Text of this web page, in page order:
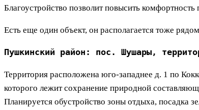
Благоустройство позволит повысить
Есть еще один объект, он располагается тоже
Пушкинский район: пос. Шушары,
Территория расположена юго-западнее д. 1 по
которого лежит сохранение природной
Планируется обустройство зоны отдыха, посадка